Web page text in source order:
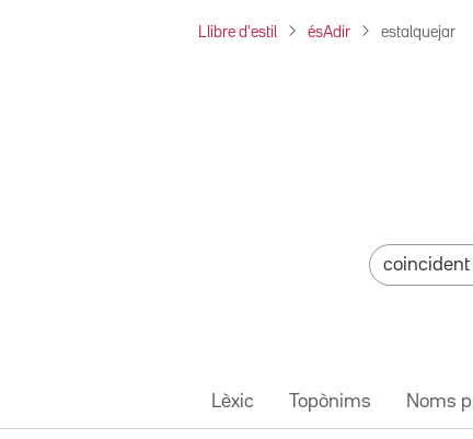
Llibre d'estil ésAdir estalquejar
Lèxic Topònims Noms